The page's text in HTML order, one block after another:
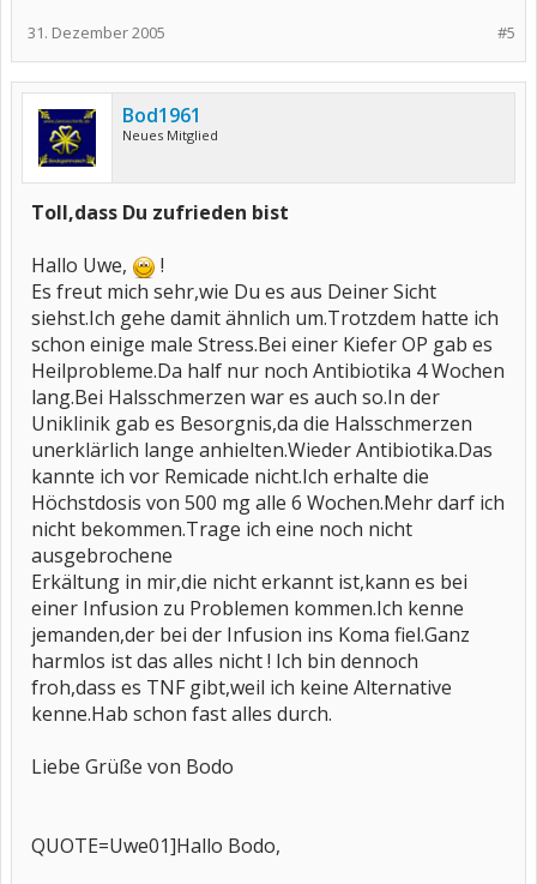
Blutbildveränderungen (mir hat die Kombination Enbrel + MTX die
3x die Woche als Single-Basis
), grüne Punkte, rote Daumen
(oder umgekehrt) ect.
Du brauchst keine NSAR zur Zeit und auch kein Corti. Das ist mehr
als löblich vom Herrn Bechterew und kommt Deiner Leber und
anderen Organen zugute.
Freu Dich und ich gönns Dir, daß es Dir so gut geht
LG und guten Rutsch
Katharina
#5
31. Dezember 2005
Bod1961
Neues Mitglied
Toll,dass Du zufrieden bist
Hallo Uwe,
!
Es freut mich sehr,wie Du es aus Deiner Sicht
siehst.Ich gehe damit ähnlich um.Trotzdem hatte ich
schon einige male Stress.Bei einer Kiefer OP gab es
Heilprobleme.Da half nur noch Antibiotika 4 Wochen
lang.Bei Halsschmerzen war es auch so.In der
Uniklinik gab es Besorgnis,da die Halsschmerzen
unerklärlich lange anhielten.Wieder Antibiotika.Das
kannte ich vor Remicade nicht.Ich erhalte die
Höchstdosis von 500 mg alle 6 Wochen.Mehr darf ich
nicht bekommen.Trage ich eine noch nicht
ausgebrochene
Erkältung in mir,die nicht erkannt ist,kann es bei
einer Infusion zu Problemen kommen.Ich kenne
jemanden,der bei der Infusion ins Koma fiel.Ganz
harmlos ist das alles nicht ! Ich bin dennoch
froh,dass es TNF gibt,weil ich keine Alternative
kenne.Hab schon fast alles durch.
Liebe Grüße von Bodo
QUOTE=Uwe01]Hallo Bodo,